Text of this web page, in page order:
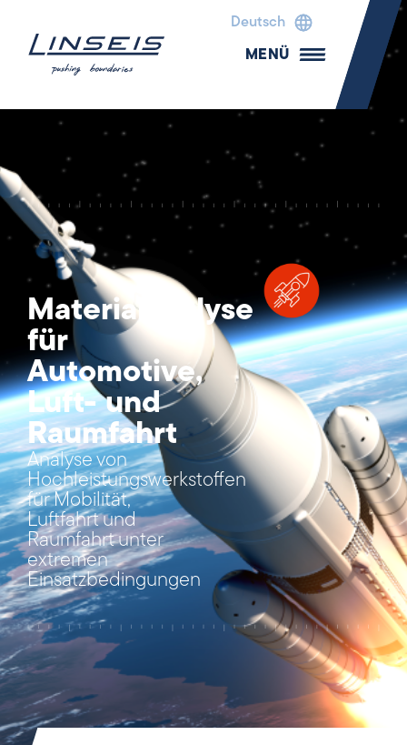
Deutsch
MENÜ
Materialanalyse
für
Automotive,
Luft- und
Raumfahrt
Analyse von
Hochleistungswerkstoffen
für Mobilität,
Luftfahrt und
Raumfahrt unter
extremen
Einsatzbedingungen